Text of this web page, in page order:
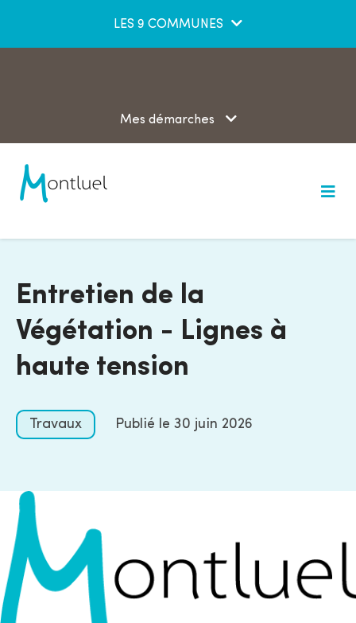
LES 9 COMMUNES
Mes démarches
u
Entretien de la
Végétation - Lignes à
haute tension
Travaux Publié le 30 juin 2026